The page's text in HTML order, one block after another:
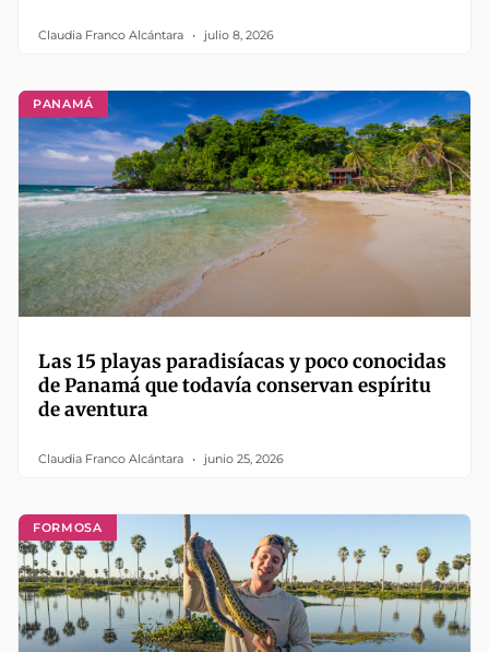
Claudia Franco Alcántara julio 8, 2026
PANAMÁ
Las 15 playas paradisíacas y poco conocidas
de Panamá que todavía conservan espíritu
de aventura
Claudia Franco Alcántara junio 25, 2026
FORMOSA